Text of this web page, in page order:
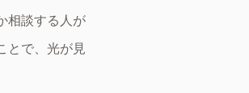
相談する人が
とで、光が見